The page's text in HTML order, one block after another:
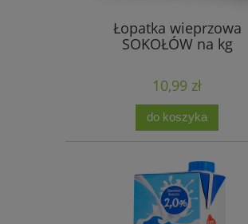
Łopatka wieprzowa
SOKOŁÓW na kg
10,99 zł
do koszyka